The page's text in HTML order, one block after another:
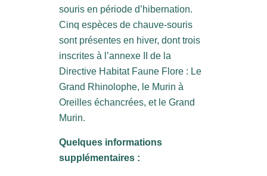
souris en période d’hibernation.
Cinq espèces de chauve-souris
sont présentes en hiver, dont trois
inscrites à l’annexe II de la
Directive Habitat Faune Flore : Le
Grand Rhinolophe, le Murin à
Oreilles échancrées, et le Grand
Murin.
Quelques informations
supplémentaires :